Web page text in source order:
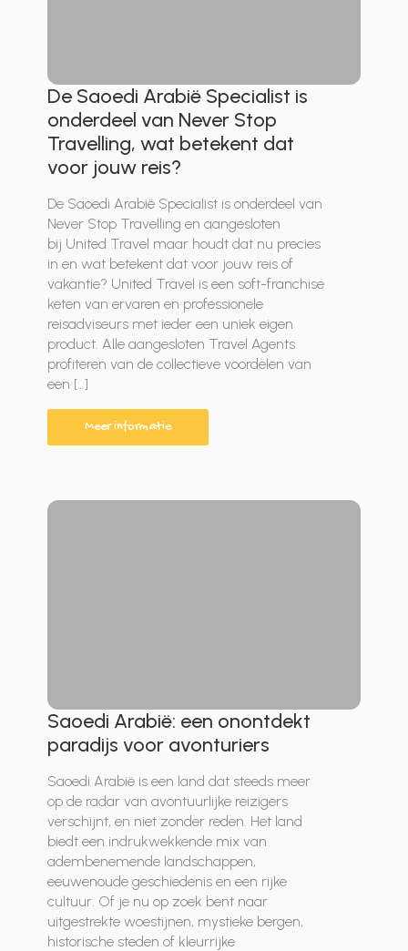
De Saoedi Arabië Specialist is
onderdeel van Never Stop
Travelling, wat betekent dat
voor jouw reis?
De Saoedi Arabië Specialist is onderdeel van
Never Stop Travelling en aangesloten
bij United Travel maar houdt dat nu precies
in en wat betekent dat voor jouw reis of
vakantie? United Travel is een soft-franchise
keten van ervaren en professionele
reisadviseurs met ieder een uniek eigen
product. Alle aangesloten Travel Agents
profiteren van de collectieve voordelen van
een […]
Meer informatie
Saoedi Arabië: een onontdekt
paradijs voor avonturiers
Saoedi Arabië is een land dat steeds meer
op de radar van avontuurlijke reizigers
verschijnt, en niet zonder reden. Het land
biedt een indrukwekkende mix van
adembenemende landschappen,
eeuwenoude geschiedenis en een rijke
cultuur. Of je nu op zoek bent naar
uitgestrekte woestijnen, mystieke bergen,
historische steden of kleurrijke